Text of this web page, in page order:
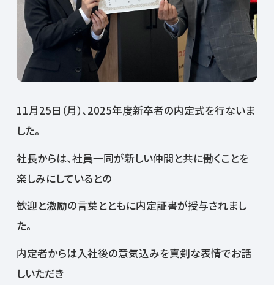
11月25日（月）、2025年度新卒者の内定式を行ないま
した。
社長からは、社員一同が新しい仲間と共に働くことを
楽しみにしているとの
歓迎と激励の言葉とともに内定証書が授与されまし
た。
内定者からは入社後の意気込みを真剣な表情でお話
しいただき